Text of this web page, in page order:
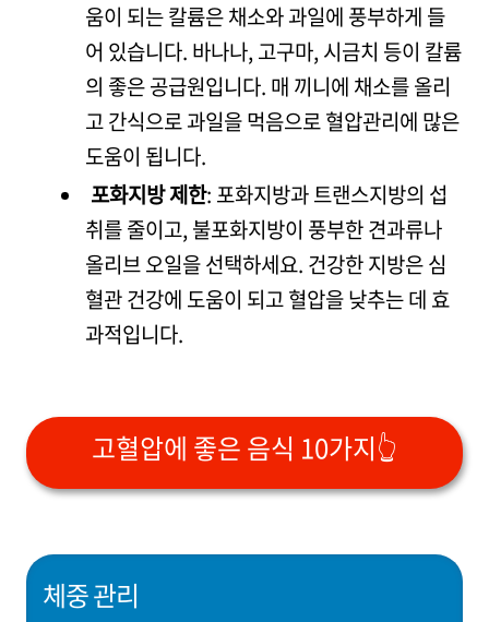
움이 되는 칼륨은 채소와 과일에 풍부하게 들
어 있습니다. 바나나, 고구마, 시금치 등이 칼륨
의 좋은 공급원입니다. 매 끼니에 채소를 올리
고 간식으로 과일을 먹음으로 혈압관리에 많은
도움이 됩니다.
포화지방 제한: 포화지방과 트랜스지방의 섭
취를 줄이고, 불포화지방이 풍부한 견과류나
올리브 오일을 선택하세요. 건강한 지방은 심
혈관 건강에 도움이 되고 혈압을 낮추는 데 효
과적입니다.
고혈압에 좋은 음식 10가지👆
체중 관리